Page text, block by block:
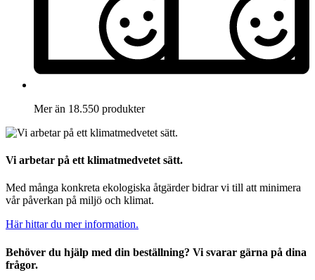
Mer än 18.550 produkter
Vi arbetar på ett klimatmedvetet sätt.
Med många konkreta ekologiska åtgärder bidrar vi till att minimera
vår påverkan på miljö och klimat.
Här hittar du mer information.
Behöver du hjälp med din beställning? Vi svarar gärna på dina
frågor.